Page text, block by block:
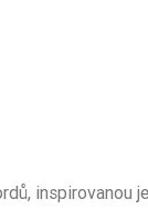
inspirovanou